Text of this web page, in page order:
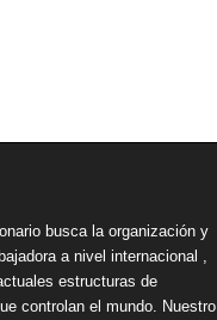
busca la organización y
a nivel internacional ,
estructuras de
controlan el mundo. Nuestro